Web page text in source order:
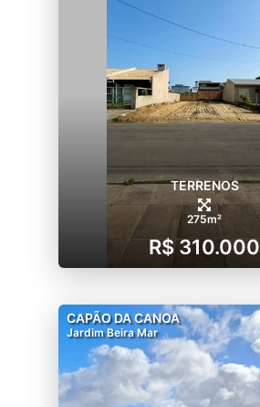
TERRENOS
275m²
R$ 310.000
CAPÃO DA CANOA
Jardim Beira Mar